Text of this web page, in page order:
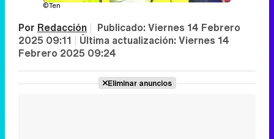
©Ten
Por Redacción | Publicado:Viernes 14 Febrero
2025 09:11 | Última actualización:Viernes 14
Febrero 2025 09:24
Eliminar anuncios